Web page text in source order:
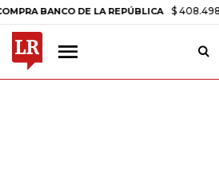
BANCO DE LA REPÚBLICA $ 408.498,97